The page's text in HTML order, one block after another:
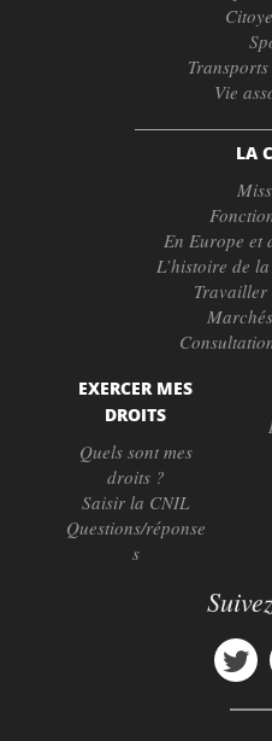
Vie
LA
En Europe et
L’histoire de
EXERCER MES
DROITS
Quels sont mes
droits ?
Saisir la CNIL
Questions/réponse
s